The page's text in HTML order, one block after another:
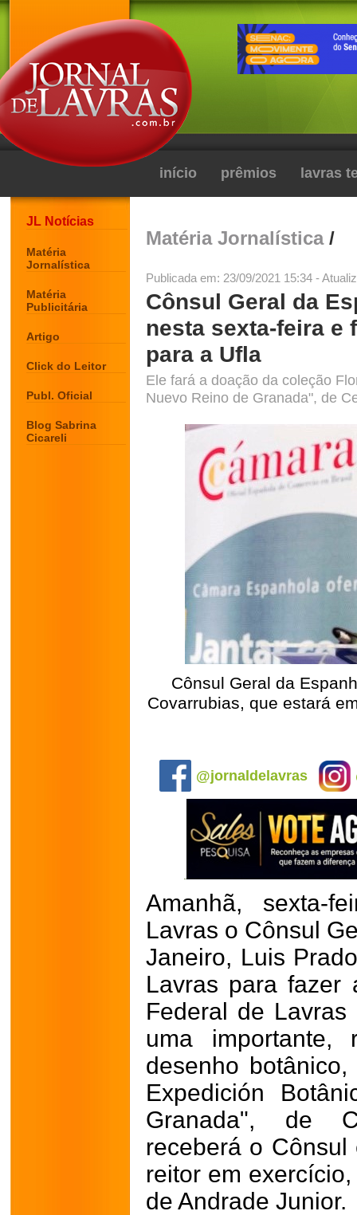
início prêmios lavras
JL Notícias
Matéria
Jornalística
Matéria
Publicitária
Artigo
Click do Leitor
Publ. Oficial
Blog Sabrina
Cicareli
Matéria Jornalística/
Publicada em: 23/09/2021 15:34 -
Cônsul Geral da
nesta sexta-feira e
para a Ufla
Ele fará a doação da coleção
Nuevo Reino de Granada", de
Cônsul Geral da
Covarrubias, que estará
@jornaldelavras
Amanhã, sexta-
Lavras o Cônsul
Janeiro, Luis
Lavras para
Federal de Lavras
uma
desenho
Expedición
Granada", de
receberá o
reitor em
de Andrade Junior.